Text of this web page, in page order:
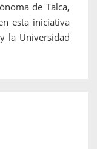
de Talca,
esta iniciativa
la Universidad